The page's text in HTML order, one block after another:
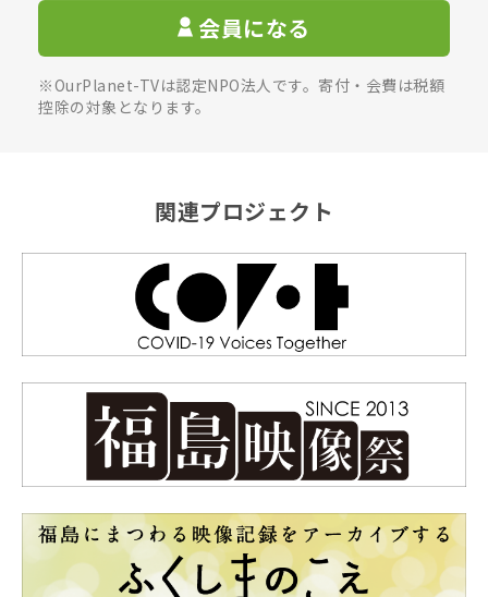
会員になる
※OurPlanet-TVは認定NPO法人です。寄付・会費は税額
控除の対象となります。
関連プロジェクト